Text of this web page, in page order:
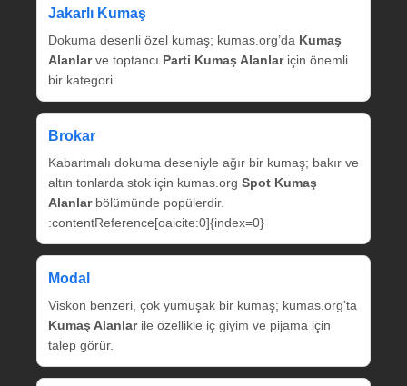
Jakarlı Kumaş
Dokuma desenli özel kumaş; kumas.org’da Kumaş
Alanlarve toptancı Parti Kumaş Alanlariçin önemli
bir kategori.
Brokar
Kabartmalı dokuma deseniyle ağır bir kumaş; bakır ve
altın tonlarda stok için kumas.org Spot Kumaş
Alanlarbölümünde popülerdir.
:contentReference[oaicite:0]{index=0}
Modal
Viskon benzeri, çok yumuşak bir kumaş; kumas.org’ta
Kumaş Alanlarile özellikle iç giyim ve pijama için
talep görür.